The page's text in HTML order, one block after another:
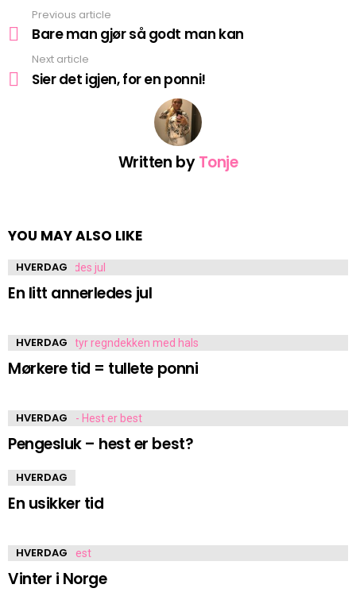
more
Previous article
Bare man gjør så godt man kan
Next article
Sier det igjen, for en ponni!
Written byTonje
YOU MAY ALSO LIKE
HVERDAG
En litt annerledes jul
HVERDAG
Mørkere tid = tullete ponni
HVERDAG
Pengesluk – hest er best?
HVERDAG
En usikker tid
HVERDAG
Vinter i Norge